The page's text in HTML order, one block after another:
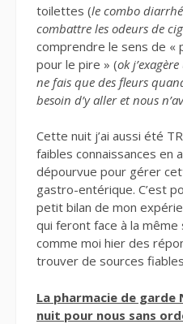
toilettes (le combo
combattre les odeurs de
comprendre le sens de «
pour le pire » (ok
ne fais que des fleurs
besoin d’y aller et nous
Cette nuit j’ai aussi été
faibles connaissances en
dépourvue pour gérer
gastro-entérique. C’est
petit bilan de mon
qui feront face à la
comme moi hier des
trouver de sources
La pharmacie de garde
nuit pour nous sans